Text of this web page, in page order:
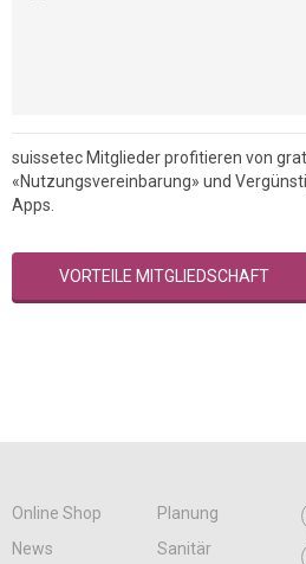
suissetec Mitglieder profitieren von
«Nutzungsvereinbarung» und
Apps.
VORTEILE MITGLIEDSCHAFT
Online Shop
Planung
News
Sanitär